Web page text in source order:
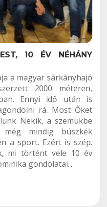
10 ÉV NÉHÁNY
a magyar sárkányhajó
2000 méteren,
Ennyi idő után is
rá. Most Őket
Nekik, a szemükbe
mindig büszkék
a sport. Ezért is szép.
mi történt vele 10 év
gondolatai...